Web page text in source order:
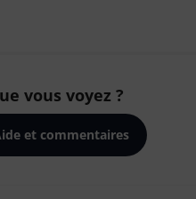
vous voyez ?
et commentaires